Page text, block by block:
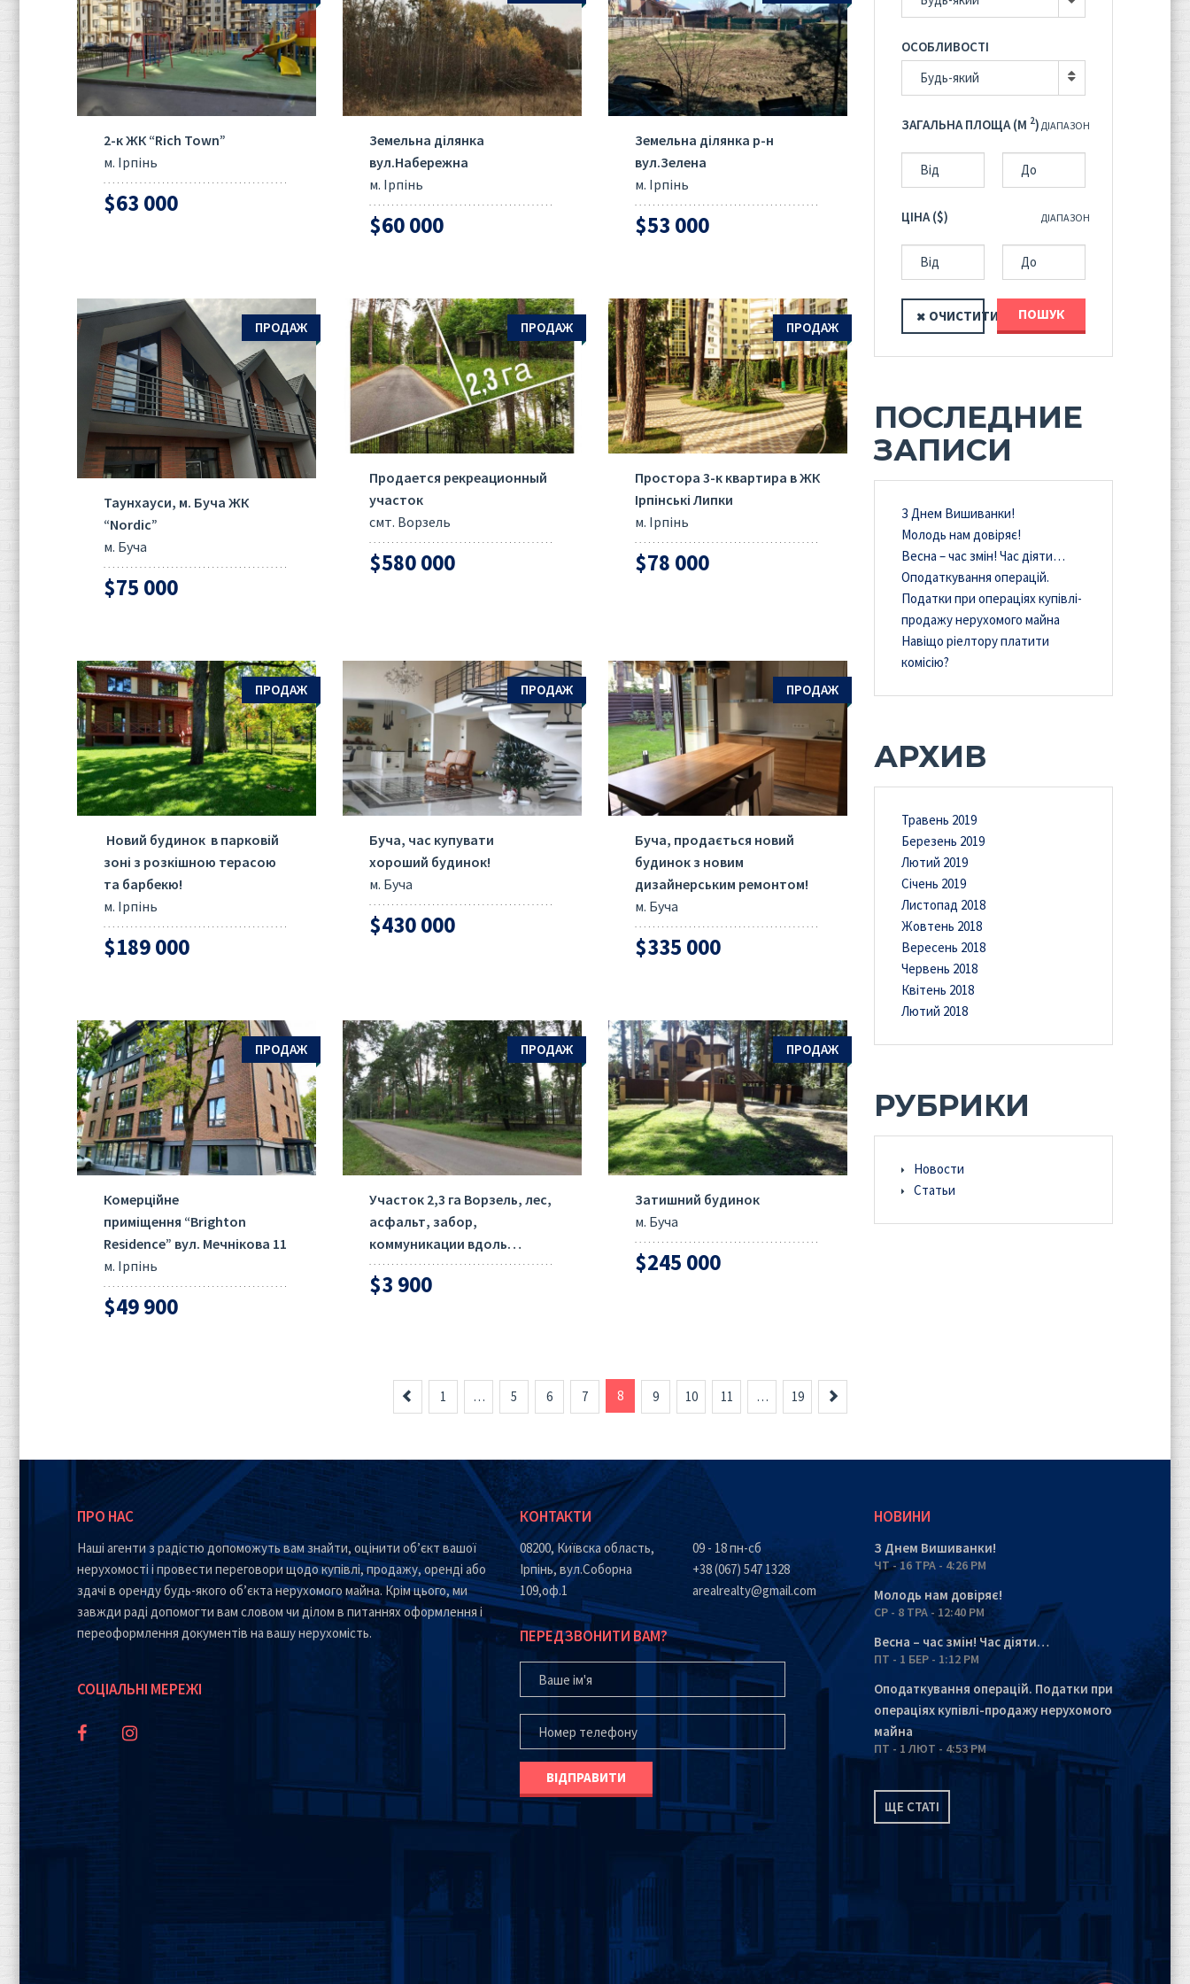
2-к ЖК “Rich Town”
м. Ірпінь
$63 000
Земельна ділянка
вул.Набережна
м. Ірпінь
$60 000
Земельна ділянка р-н
вул.Зелена
м. Ірпінь
$53 000
ПРОДАЖ
Таунхауси, м. Буча ЖК
“Nordic”
м. Буча
$75 000
ПРОДАЖ
Продается рекреационный
участок
смт. Ворзель
$580 000
ПРОДАЖ
Простора 3-к квартира в ЖК
Ірпінські Липки
м. Ірпінь
$78 000
ПРОДАЖ
Новий будинок в парковій
зоні з розкішною терасою
та барбекю!
м. Ірпінь
$189 000
ПРОДАЖ
Буча, час купувати
хороший будинок!
м. Буча
$430 000
ПРОДАЖ
Буча, продається новий
будинок з новим
дизайнерським ремонтом!
м. Буча
$335 000
ПРОДАЖ
Комерційне
приміщення “Brighton
Residence” вул. Мечнікова 11
м. Ірпінь
$49 900
ПРОДАЖ
Участок 2,3 га Ворзель, лес,
асфальт, забор,
коммуникации вдоль…
$3 900
ПРОДАЖ
Затишний будинок
м. Буча
$245 000
Назад1 … 5 6 7 8 9 10 11 … 19
ОСОБЛИВОСТІ
Будь-який
ЗАГАЛЬНА ПЛОЩА (M 2) ДІАПАЗОН
ЦІНА ($) ДІАПАЗОН
ОЧИСТИТИ ПОШУК
ПОСЛЕДНИЕ
ЗАПИСИ
З Днем Вишиванки!
Молодь нам довіряє!
Весна – час змін! Час діяти…
Оподаткування операцій.
Податки при операціях купівлі-
продажу нерухомого майна
Навіщо ріелтору платити
комісію?
АРХИВ
Травень 2019
Березень 2019
Лютий 2019
Січень 2019
Листопад 2018
Жовтень 2018
Вересень 2018
Червень 2018
Квітень 2018
Лютий 2018
РУБРИКИ
Новости
Статьи
ПРО НАС
Наші агенти з радістю допоможуть вам знайти, оцінити об’єкт вашої
нерухомості і провести переговори щодо купівлі, продажу, оренді або
здачі в оренду будь-якого об’єкта нерухомого майна. Крім цього, ми
завжди раді допомогти вам словом чи ділом в питаннях оформлення і
переоформлення документів на вашу нерухомість.
СОЦІАЛЬНІ МЕРЕЖІ
КОНТАКТИ
08200, Київска область,
Ірпінь, вул.Соборна
109,оф.1
09 - 18 пн-сб
+38 (067) 547 1328
arealrealty@gmail.com
ПЕРЕДЗВОНИТИ ВАМ?
ВАШЕ ІМ'Я
ВАШ ТЕЛЕФОН*
НОВИНИ
З Днем Вишиванки!
ЧТ - 16 ТРА - 4:26 PM
Молодь нам довіряє!
СР - 8 ТРА - 12:40 PM
Весна – час змін! Час діяти…
ПТ - 1 БЕР - 1:12 PM
Оподаткування операцій. Податки при
операціях купівлі-продажу нерухомого
майна
ПТ - 1 ЛЮТ - 4:53 PM
ЩЕ СТАТІ
ОТПРАВИТЬ